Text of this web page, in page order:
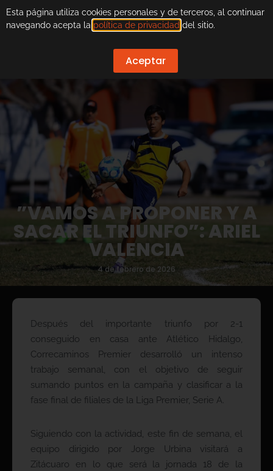
”VAMOS A PROPONER Y A
SACAR EL TRIUNFO”: ARIEL
VALENCIA
4 de febrero de 2026
Después del importante triunfo por 2-1
conseguido en casa ante Atlético Hidalgo,
Correcaminos Premier desarrolló un intenso
trabajo semanal, con el objetivo de seguir
sumando puntos en la campaña y clasificar a la
fase final de filiales de la Liga Premier, Serie A.
Siguiendo con la actividad, este fin de semana, el
equipo dirigido por Jorge Urbina visitará a
Zitácuaro en lo que será la jornada 18 de la
Esta página utiliza cookies personales y de terceros, al continuar
navegando acepta la política de privacidad del sitio.
Aceptar